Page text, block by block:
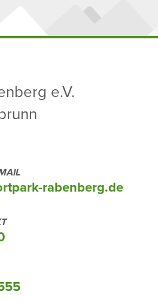
e.V.
raben­berg.de